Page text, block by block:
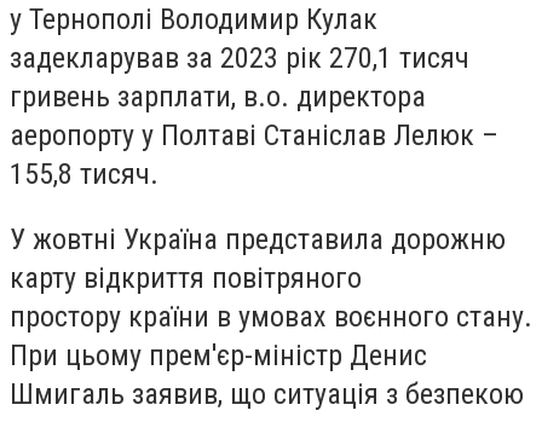
у Тернополі Володимир Кулак
задекларував за 2023 рік 270,1 тисяч
гривень зарплати, в.о. директора
аеропорту у Полтаві Станіслав Лелюк –
155,8 тисяч.
У жовтні Україна представила дорожню
карту відкриття повітряного
простору країни в умовах воєнного стану.
При цьому прем'єр-міністр Денис
Шмигаль заявив, що ситуація з безпекою